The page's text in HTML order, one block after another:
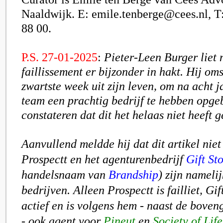
Naaldwijk. E: emile.tenberge@cees.nl,
88 00.
P.S. 27-01-2025: Pieter-Leen Burger liet
faillissement er bijzonder in hakt. Hij
zwartste week uit zijn leven, om na acht
team een prachtig bedrijf te hebben
constateren dat dit het helaas niet heeft
Aanvullend meldde hij dat dit artikel
Prospectt en het agenturenbedrijfGift
handelsnaam van Brandship) zijn
bedrijven. Alleen Prospectt is failliet,
actief en is volgens hem - naast de